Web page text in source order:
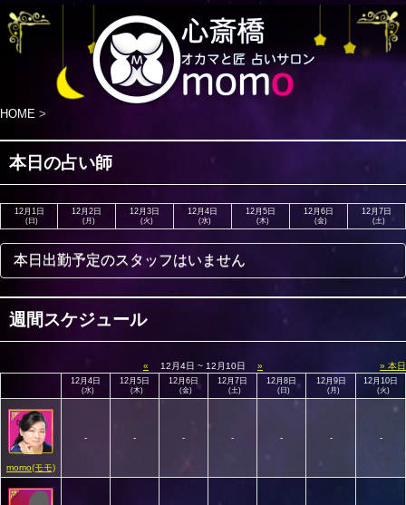
HOME >
本日の占い師
12月1日
(日)
12月2日
(月)
12月3日
(火)
12月4日
(水)
12月5日
(木)
12月6日
(金)
12月7日
(土)
本日出勤予定のスタッフはいません
週間スケジュール
« 12月4日 ~ 12月10日 » » 本日
12月4日
(水)
12月5日
(木)
12月6日
(金)
12月7日
(土)
12月8日
(日)
12月9日
(月)
12月10日
(火)
momo(モモ)
- - - - - - -